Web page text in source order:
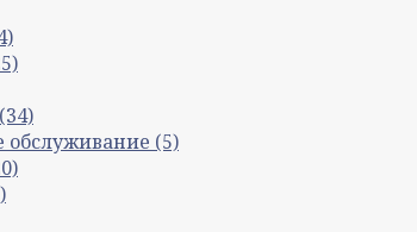
(34)
обслуживание (5)